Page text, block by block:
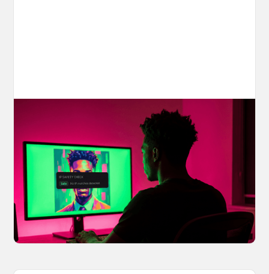
Your AI Creations, Protected: How
OpenArt's IP Safety Check Keeps
Creators Safe
You made something you love, but is it safe to
share? OpenArt's IP Safety Check, powered
by CopySight, lets you scan your creations for
potential IP issues before they leave your
hands.
April 2, 2026